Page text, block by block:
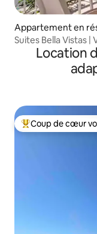
Appartement en
Suites Bella Vistas |
Location
Coups de cœur
Coup de cœur